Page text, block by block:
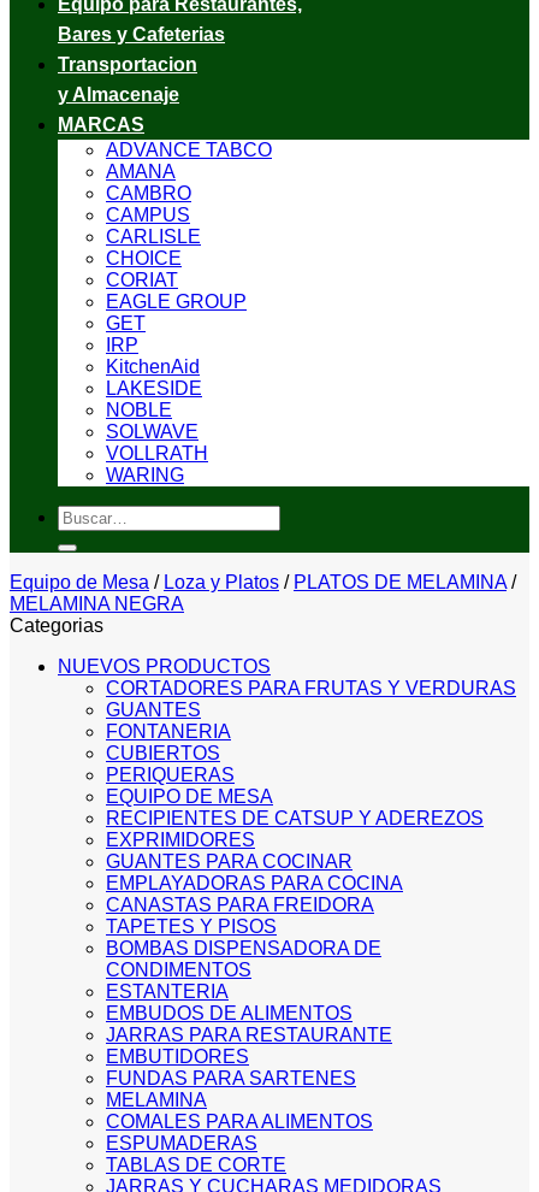
Equipo para Restaurantes,
Bares y Cafeterias
Transportacion
y Almacenaje
MARCAS
ADVANCE TABCO
AMANA
CAMBRO
CAMPUS
CARLISLE
CHOICE
CORIAT
EAGLE GROUP
GET
IRP
KitchenAid
LAKESIDE
NOBLE
SOLWAVE
VOLLRATH
WARING
Buscar
por:
Equipo de Mesa / Loza y Platos / PLATOS DE MELAMINA /
MELAMINA NEGRA
Categorias
NUEVOS PRODUCTOS
CORTADORES PARA FRUTAS Y VERDURAS
GUANTES
FONTANERIA
CUBIERTOS
PERIQUERAS
EQUIPO DE MESA
RECIPIENTES DE CATSUP Y ADEREZOS
EXPRIMIDORES
GUANTES PARA COCINAR
EMPLAYADORAS PARA COCINA
CANASTAS PARA FREIDORA
TAPETES Y PISOS
BOMBAS DISPENSADORA DE
CONDIMENTOS
ESTANTERIA
EMBUDOS DE ALIMENTOS
JARRAS PARA RESTAURANTE
EMBUTIDORES
FUNDAS PARA SARTENES
MELAMINA
COMALES PARA ALIMENTOS
ESPUMADERAS
TABLAS DE CORTE
JARRAS Y CUCHARAS MEDIDORAS